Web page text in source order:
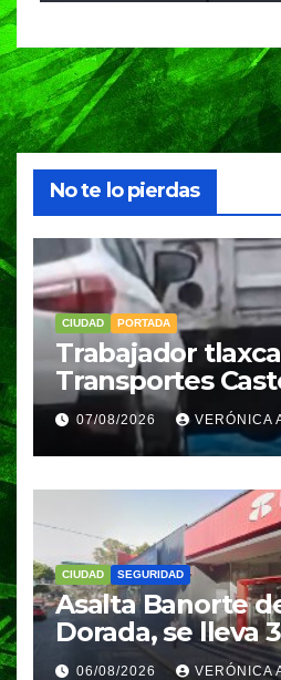
No te lo pierdas
CIUDAD PORTADA
Trabajador
Transportes
aplastado por
Puebla
07/08/2026 VERÓNICA
CIUDAD SEGURIDAD
Asalta Banorte
Dorada, se lleva
pesos
06/08/2026 VERÓNICA